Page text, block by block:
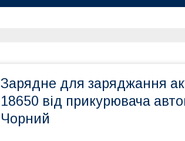
Зарядне для заряджання
18650 від прикурювача
Чорний